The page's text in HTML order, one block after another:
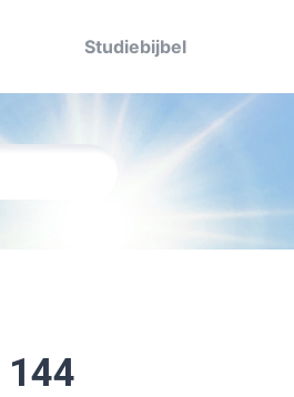
Studiebijbel
144